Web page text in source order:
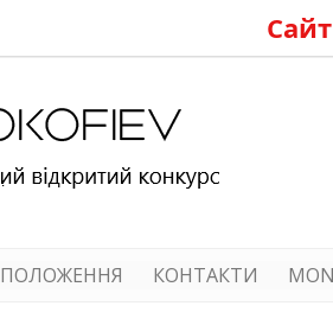
ПОЛОЖЕННЯ КОНТАКТИ